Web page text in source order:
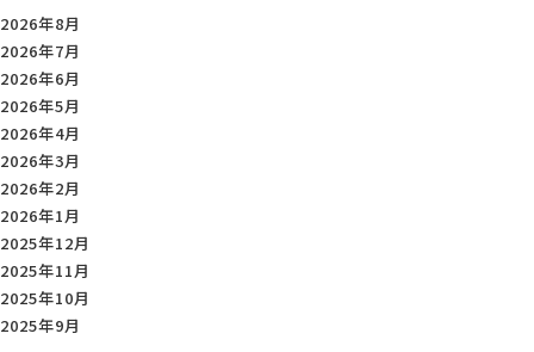
2026年8月
2026年7月
2026年6月
2026年5月
2026年4月
2026年3月
2026年2月
2026年1月
2025年12月
2025年11月
2025年10月
2025年9月